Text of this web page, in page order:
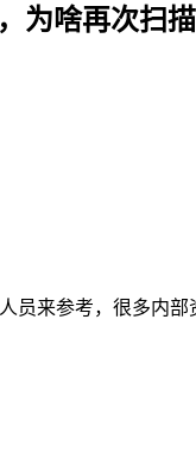
啥再次扫
来参考，很多内